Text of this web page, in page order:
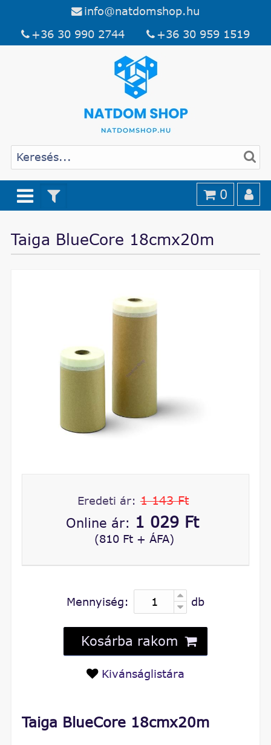
info@natdomshop.hu
+36 30 990 2744
+36 30 959 1519
0
Taiga BlueCore 18cmx20m
Taiga BlueCore 18cmx20m
Eredeti ár: 1 143 Ft
Online ár: 1 029 Ft
(810 Ft + ÁFA)
Mennyiség: db
Kosárba rakom
Kivánságlistára